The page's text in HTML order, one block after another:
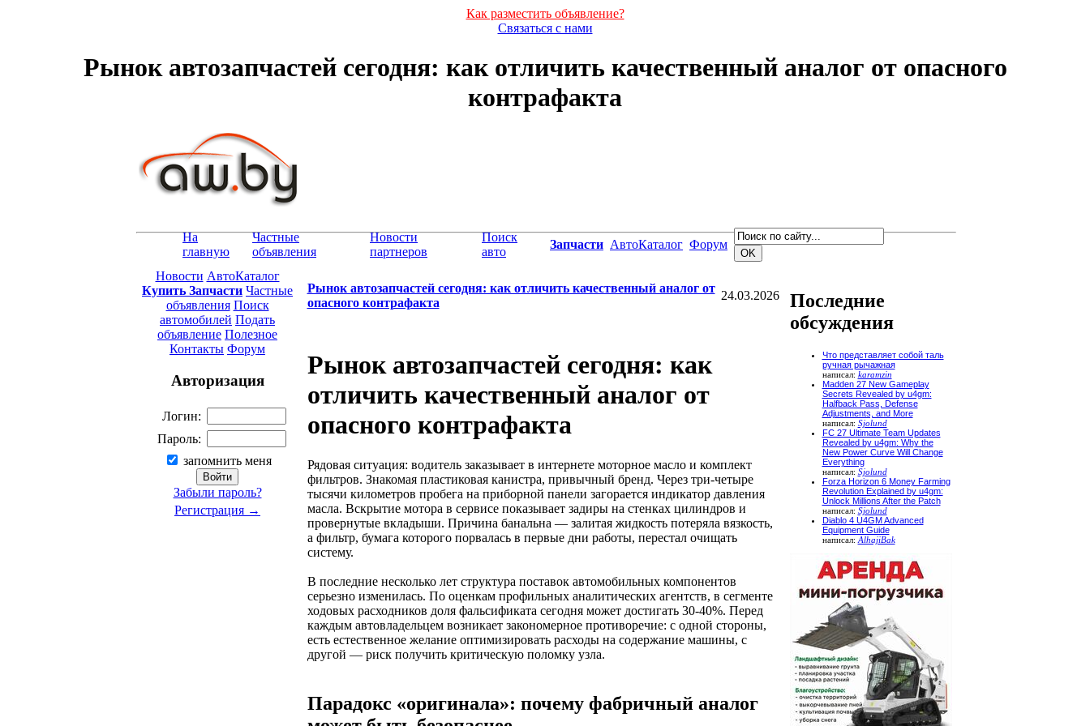
Как разместить объявление?
Связаться с нами
Рынок автозапчастей сегодня: как отличить качественный аналог от опасного
контрафакта
На
главную
Частные
объявления
Новости
партнеров
Поиск
авто
Запчасти АвтоКаталог Форум
Новости АвтоКаталог
Купить Запчасти Частные
объявления Поиск
автомобилей Подать
объявление Полезное
Контакты Форум
Авторизация
Логин:
Пароль:
запомнить меня
Забыли пароль?
Регистрация →
Рынок автозапчастей сегодня: как отличить качественный аналог от
опасного контрафакта
24.03.2026
Рынок автозапчастей сегодня: как
отличить качественный аналог от
опасного контрафакта
Рядовая ситуация: водитель заказывает в интернете моторное масло и комплект
фильтров. Знакомая пластиковая канистра, привычный бренд. Через три-четыре
тысячи километров пробега на приборной панели загорается индикатор давления
масла. Вскрытие мотора в сервисе показывает задиры на стенках цилиндров и
провернутые вкладыши. Причина банальна — залитая жидкость потеряла вязкость,
а фильтр, бумага которого порвалась в первые дни работы, перестал очищать
систему.
В последние несколько лет структура поставок автомобильных компонентов
серьезно изменилась. По оценкам профильных аналитических агентств, в сегменте
ходовых расходников доля фальсификата сегодня может достигать 30-40%. Перед
каждым автовладельцем возникает закономерное противоречие: с одной стороны,
есть естественное желание оптимизировать расходы на содержание машины, с
другой — риск получить критическую поломку узла.
Парадокс «оригинала»: почему фабричный аналог
Последние
обсуждения
Что представляет собой таль
ручная рычажная
написал: karamzin
Madden 27 New Gameplay
Secrets Revealed by u4gm:
Halfback Pass, Defense
Adjustments, and More
написал: Sjolund
FC 27 Ultimate Team Updates
Revealed by u4gm: Why the
New Power Curve Will Change
Everything
написал: Sjolund
Forza Horizon 6 Money Farming
Revolution Explained by u4gm:
Unlock Millions After the Patch
написал: Sjolund
Diablo 4 U4GM Advanced
Equipment Guide
написал: AlhajiBak